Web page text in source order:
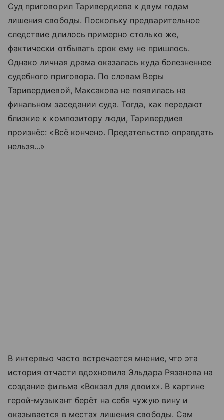
Суд приговорил Таривердиева к двум годам
лишения свободы. Поскольку предварительное
следствие длилось примерно столько же,
фактически отбывать срок ему не пришлось.
Однако личная драма оказалась куда болезненнее
судебного приговора. По словам Веры
Таривердиевой, Максакова не появилась на
финальном заседании суда. Тогда, как передают
близкие к композитору люди, Таривердиев
произнёс: «Всё кончено. Предательство оправдать
нельзя...»
В интервью часто встречается мнение, что эта
история отчасти вдохновила Эльдара Рязанова на
создание фильма «Вокзал для двоих». В картине
герой‑музыкант берёт на себя чужую вину и
оказывается в местах лишения свободы. Сам